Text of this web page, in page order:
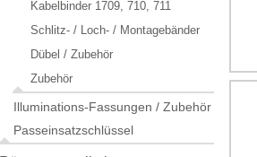
Kabelbinder 1709, 710, 711
Schlitz- / Loch- / Montagebänder
Dübel / Zubehör
Zubehör
Illuminations-Fassungen / Zubehör
Passeinsatzschlüssel